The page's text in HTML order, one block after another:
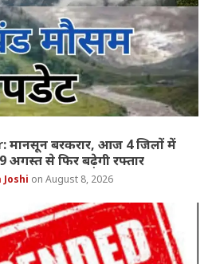
बरकरार, आज 4 जिलों में
अगस्त से फिर बढ़ेगी रफ्तार
Joshi August 8, 2026